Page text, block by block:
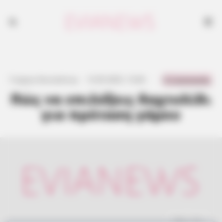
Πώς να επιλέξεις δαχτυλίδι
για πρόταση γάμου